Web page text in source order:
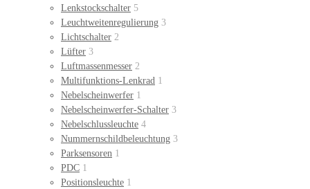
Lenkstockschalter 5
Leuchtweitenregulierung 3
Lichtschalter 2
Lüfter 3
Luftmassenmesser 2
Multifunktions-Lenkrad 1
Nebelscheinwerfer 1
Nebelscheinwerfer-Schalter 3
Nebelschlussleuchte 4
Nummernschildbeleuchtung 3
Parksensoren 1
PDC 1
Positionsleuchte 1